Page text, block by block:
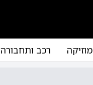
מוזיקה רכב ותחבורה